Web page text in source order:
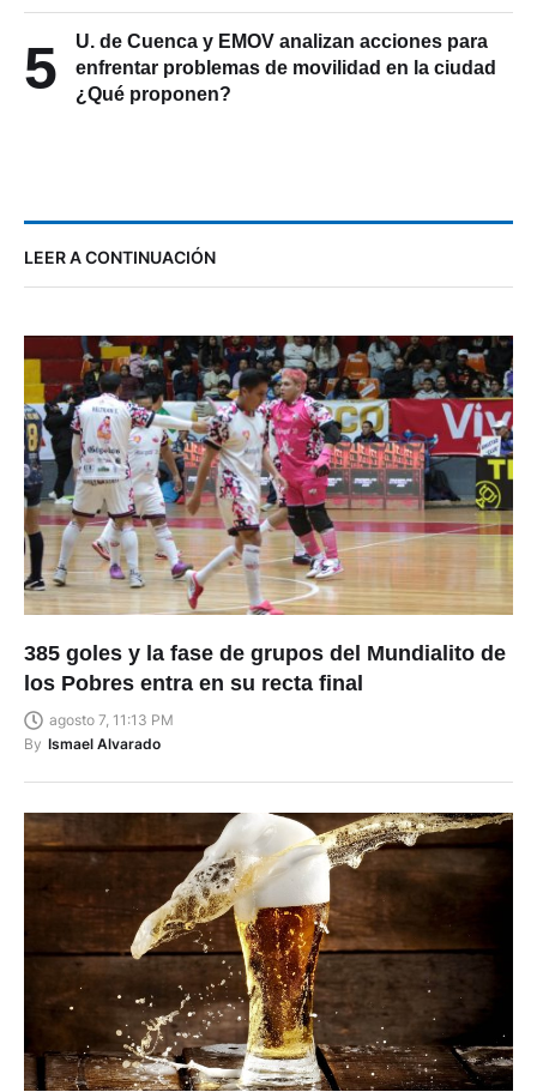
5
U. de Cuenca y EMOV analizan acciones para
enfrentar problemas de movilidad en la ciudad
¿Qué proponen?
LEER A CONTINUACIÓN
385 goles y la fase de grupos del Mundialito de
los Pobres entra en su recta final
agosto 7, 11:13 PM
By Ismael Alvarado